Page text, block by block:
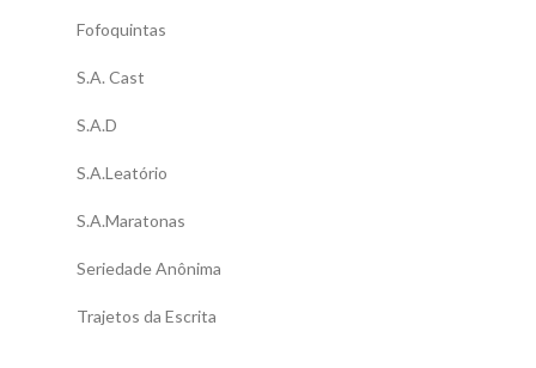
Fofoquintas
S.A. Cast
S.A.D
S.A.Leatório
S.A.Maratonas
Seriedade Anônima
Trajetos da Escrita